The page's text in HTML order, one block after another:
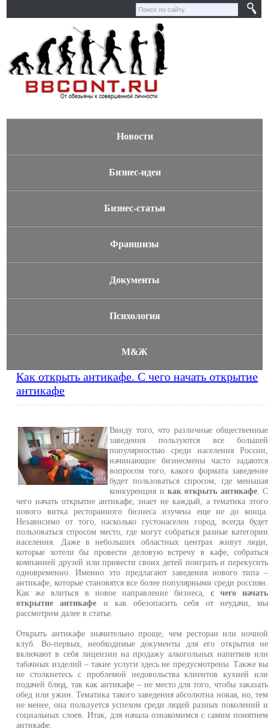
Новости
Бизнес-идеи
Бизнес-статьи
Франшизы
Документы
Психология
М&Ж
Как открыть антикафе. С чего начать открытие
антикафе
Ввиду того, что различные общественные
заведения пользуются все большей
популярностью среди населения России,
начинающие бизнесмены часто задаются
вопросом того, какого формата заведение
будет пользоваться спросом, где меньшая
конкуренция икак открыть антикафе. С
чего начать открытие антикафе, знает не каждый, а тематика этого
нового витка ресторанного бизнеса изучена еще не до конца.
Независимо от того, насколько густонаселен город, всегда будет
пользоваться спросом место, где могут собраться разные категории
населения. Даже в небольших областных центрах живут люди,
которые хотели бы провести деловую встречу в кафе, собраться
компанией друзей или привести своих детей поиграть и перекусить
одновременно. Именно это предлагают заведения нового типа –
антикафе, которые становятся все более популярными среди россиян.
Как же влиться в новое направление бизнеса, с чего начать
открытие антикафе и как обезопасить себя от неудачи, мы
рассмотрим далее в статье.
Открыть антикафе значительно проще, чем ресторан или ночной
клуб. Во-первых, необходимые документы для его открытия не
включают в себя лицензии на продажу алкогольных напитков или
табачных изделий – такие услуги здесь не предусмотрены. Также вы
не столкнетесь с проблемой недовольства клиентов кухней или
подачей блюд, так как антикафе – не место для того, чтобы заказать
обед или ужин. Тематика такого заведения абсолютна новая, но, тем
не менее, она пользуется успехом среди людей разных поколений и
социальных слоев. Итак, для начала ознакомимся с самим понятием
антикафе.